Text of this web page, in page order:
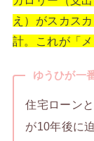
え）がスカス
計。これが「
ゆうひが一
住宅ローン
が10年後に